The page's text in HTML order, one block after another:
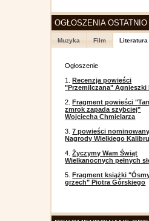
OGŁOSZENIA
Muzyka Film Literatura
Ogłoszenie
1.Recenzja powieści
"Przemilczana" Agnieszki
2.Fragment powieści
zmrok zapada szybciej"
Wojciecha Chmielarza
3.7 powieści
Nagrody Wielkiego
4.Życzymy Wam Świąt
Wielkanocnych pełnych
5.Fragment książki
grzech" Piotra Górskiego